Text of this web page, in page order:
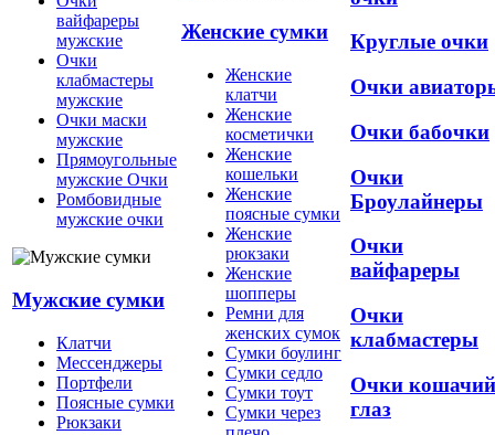
вайфареры
мужские
Очки
клабмастеры
мужские
Очки маски
мужские
Прямоугольные
мужские Очки
Ромбовидные
мужские очки
Мужские сумки
Клатчи
Мессенджеры
Портфели
Поясные сумки
Рюкзаки
Женские сумки
Женские
клатчи
Женские
косметички
Женские
кошельки
Женские
поясные сумки
Женские
рюкзаки
Женские
шопперы
Ремни для
женских сумок
Сумки боулинг
Сумки седло
Сумки тоут
Сумки через
Круглые очки
Очки
Очки бабочки
Очки
Броулайнеры
Очки
вайфареры
Очки
клабмастеры
Очки кошачий
глаз